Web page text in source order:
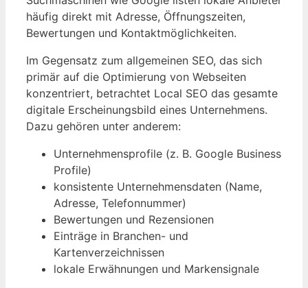
häufig direkt mit Adresse, Öffnungszeiten,
Bewertungen und Kontaktmöglichkeiten.
Im Gegensatz zum allgemeinen SEO, das sich
primär auf die Optimierung von Webseiten
konzentriert, betrachtet Local SEO das gesamte
digitale Erscheinungsbild eines Unternehmens.
Dazu gehören unter anderem:
Unternehmensprofile (z. B. Google Business
Profile)
konsistente Unternehmensdaten (Name,
Adresse, Telefonnummer)
Bewertungen und Rezensionen
Einträge in Branchen- und
Kartenverzeichnissen
lokale Erwähnungen und Markensignale